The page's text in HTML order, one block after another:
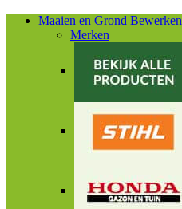
Maaien en Grond Bewerken
Merken